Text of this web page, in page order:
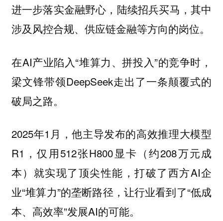
进一步落实金融野心，陆续招兵买马，其中
涉及风控合规、供应链金融等方向的岗位。
在AI产业陷入“堆算力、拼投入”的竞争时，
梁文锋带领DeepSeek走出了一条颠覆式的
破局之路。
2025年1月，他主导发布的高效推理大模型
R1，仅用512张H800显卡（约208万元成
本）就实现了顶尖性能，打破了西方AI企
业“堆算力”的垄断路径，让行业看到了“低成
本、高效率”发展AI的可能。